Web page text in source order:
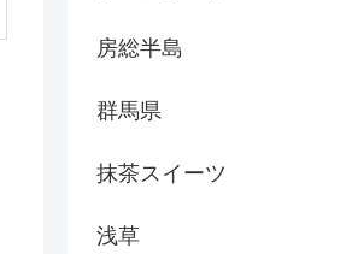
房総半島
群馬県
抹茶スイーツ
浅草